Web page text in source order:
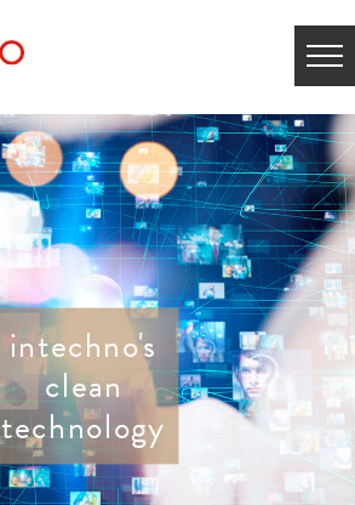
intechno's
clean
technology